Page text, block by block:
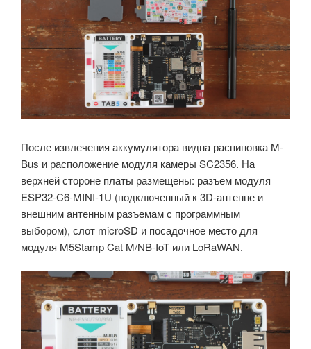
После извлечения аккумулятора видна распиновка M-
Bus и расположение модуля камеры SC2356. На
верхней стороне платы размещены: разъем модуля
ESP32-C6-MINI-1U (подключенный к 3D-антенне и
внешним антенным разъемам с программным
выбором), слот microSD и посадочное место для
модуля M5Stamp Cat M/NB-IoT или LoRaWAN.